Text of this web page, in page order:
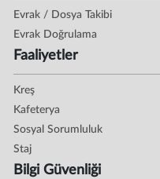
Evrak / Dosya Takibi
Evrak Doğrulama
Faaliyetler
Kreş
Kafeterya
Sosyal Sorumluluk
Staj
Bilgi Güvenliği